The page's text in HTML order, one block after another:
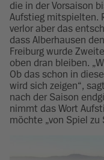
die in der Vorsaison
Aufstieg mitspielten.
verlor aber das
dass Alberhausen
Freiburg wurde
oben dran bleiben.
Ob das schon in
wird sich zeigen“,
nach der Saison
nimmt das Wort
möchte „von Spiel zu